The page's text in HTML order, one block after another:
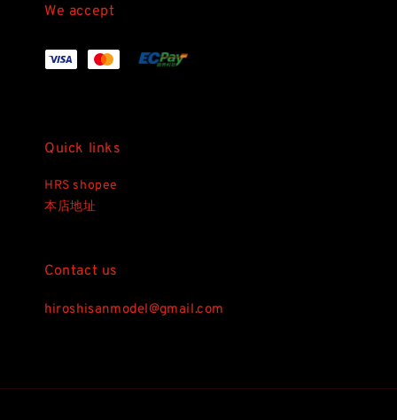
We accept
Quick links
HRS shopee
本店地址
Contact us
hiroshisanmodel@gmail.com